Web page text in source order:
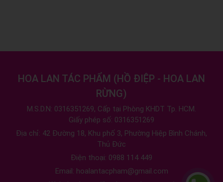
HOA LAN TÁC PHẨM (HỒ ĐIỆP - HOA LAN
RỪNG)
M.S.D.N: 0316351269, Cấp tại Phòng KHDT Tp. HCM.
Giấy phép số: 0316351269
Địa chỉ: 42 Đường 18, Khu phố 3, Phường Hiệp Bình Chánh,
Thủ Đức
Điện thoại: 0988 114 449
Email: hoalantacpham@gmail.com